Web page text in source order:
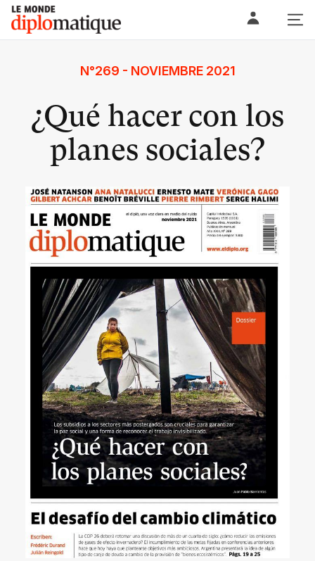
Skip
content
Le monde diplomatique
N°269 - NOVIEMBRE 2021
¿Qué hacer con los
planes sociales?